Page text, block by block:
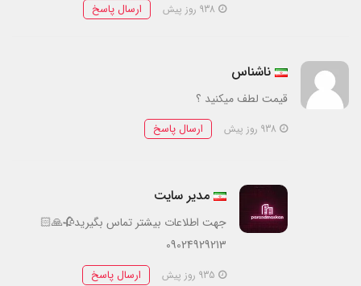
ارسال پاسخ
ناشناس
قیمت لطف میکنید ؟
ارسال پاسخ
مدیر سایت
جهت اطلاعات بیشتر تماس بگیرید🥀🙏🏻
09024929213
ارسال پاسخ